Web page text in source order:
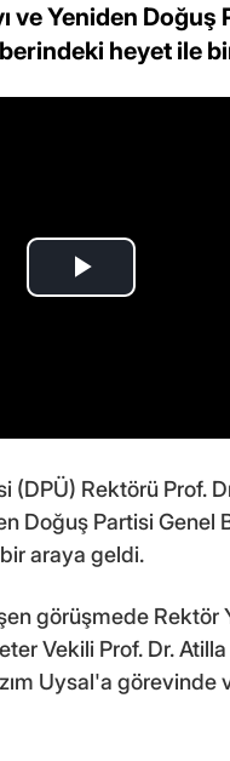
ve Yeniden Doğuş
heyet ile
(DPÜ) Rektörü Prof.
Doğuş Partisi Genel
araya geldi.
görüşmede Rektör
Vekili Prof. Dr.
Uysal'a görevinde